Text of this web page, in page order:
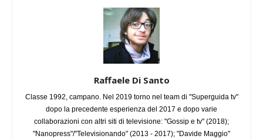
Raffaele Di Santo
Classe 1992, campano. Nel 2019 torno nel team di "Superguida tv"
dopo la precedente esperienza del 2017 e dopo varie
collaborazioni con altri siti di televisione: "Gossip e tv" (2018);
"Nanopress"/"Televisionando" (2013 - 2017); "Davide Maggio"